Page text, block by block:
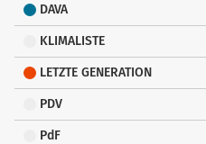
DAVA
KLIMALISTE
LETZTE GENERATION
PDV
PdF